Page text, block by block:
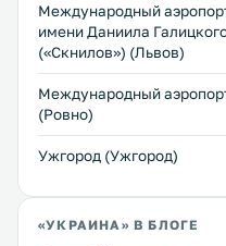
Междунарoдный
имени Даниила
(«Скнилов») (Львов)
Междунарoдный
(Ровно)
Ужгород (Ужгород)
«УКРАИНА» В БЛОГЕ